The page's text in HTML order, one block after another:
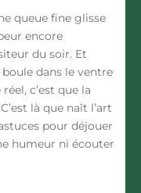
queue fine glisse
encore
du soir. Et
dans le ventre
c’est que la
là que naît l’art
pour déjouer
humeur ni écouter